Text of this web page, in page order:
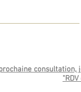
consultation, j